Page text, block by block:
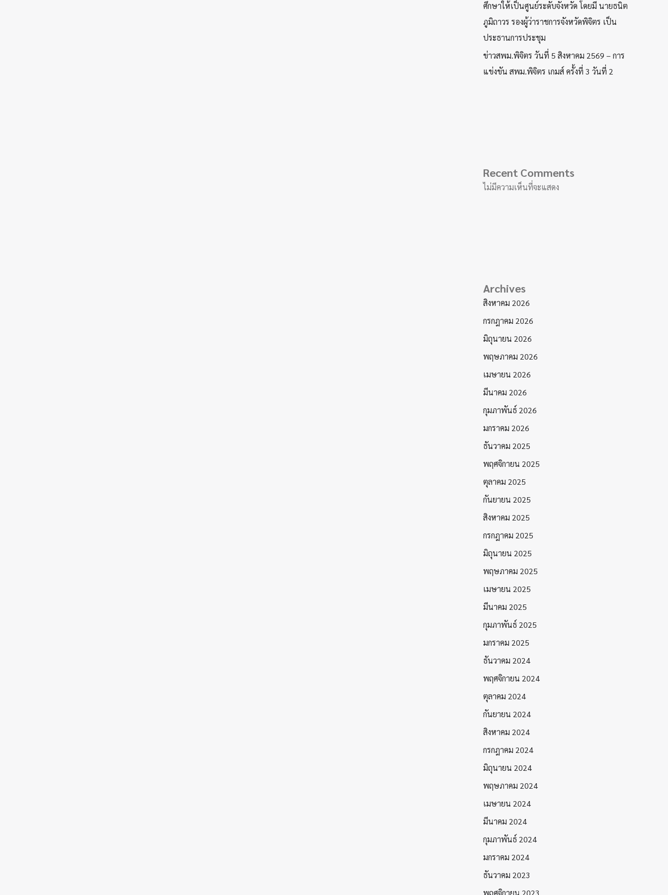
ศึกษาให้เป็นศูนย์ระดับจังหวัด โดยมี นายธนิต
ภูมิถาวร รองผู้ว่าราชการจังหวัดพิจิตร เป็น
ประธานการประชุม
ข่าวสพม.พิจิตร วันที่ 5 สิงหาคม 2569 – การ
แข่งขัน สพม.พิจิตร เกมส์ ครั้งที่ 3 วันที่ 2
Recent Comments
ไม่มีความเห็นที่จะแสดง
Archives
สิงหาคม 2026
กรกฎาคม 2026
มิถุนายน 2026
พฤษภาคม 2026
เมษายน 2026
มีนาคม 2026
กุมภาพันธ์ 2026
มกราคม 2026
ธันวาคม 2025
พฤศจิกายน 2025
ตุลาคม 2025
กันยายน 2025
สิงหาคม 2025
กรกฎาคม 2025
มิถุนายน 2025
พฤษภาคม 2025
เมษายน 2025
มีนาคม 2025
กุมภาพันธ์ 2025
มกราคม 2025
ธันวาคม 2024
พฤศจิกายน 2024
ตุลาคม 2024
กันยายน 2024
สิงหาคม 2024
กรกฎาคม 2024
มิถุนายน 2024
พฤษภาคม 2024
เมษายน 2024
มีนาคม 2024
กุมภาพันธ์ 2024
มกราคม 2024
ธันวาคม 2023
พฤศจิกายน 2023